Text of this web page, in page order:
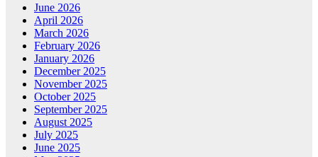
June 2026
April 2026
March 2026
February 2026
January 2026
December 2025
November 2025
October 2025
September 2025
August 2025
July 2025
June 2025